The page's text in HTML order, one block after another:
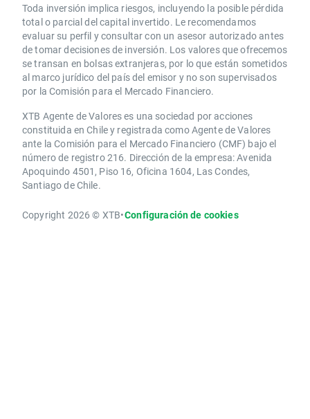
Toda inversión implica riesgos, incluyendo la posible pérdida
total o parcial del capital invertido. Le recomendamos
evaluar su perfil y consultar con un asesor autorizado antes
de tomar decisiones de inversión. Los valores que ofrecemos
se transan en bolsas extranjeras, por lo que están sometidos
al marco jurídico del país del emisor y no son supervisados
por la Comisión para el Mercado Financiero.
XTB Agente de Valores es una sociedad por acciones
constituida en Chile y registrada como Agente de Valores
ante la Comisión para el Mercado Financiero (CMF) bajo el
número de registro 216. Dirección de la empresa: Avenida
Apoquindo 4501, Piso 16, Oficina 1604, Las Condes,
Santiago de Chile.
Copyright 2026 © XTB•Configuración de cookies